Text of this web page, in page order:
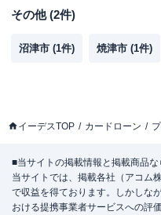
その他(2件)
沼津市 (1件) 焼津市 (1件)
イーデスTOP カードローン
■当サイトの掲載情報と掲載商品
当サイトでは、掲載各社（アコム
で収益を得ております。しかしな
おける提携事業者サービスへの評